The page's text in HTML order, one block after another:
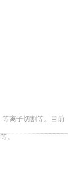
离子切割等。目前
。